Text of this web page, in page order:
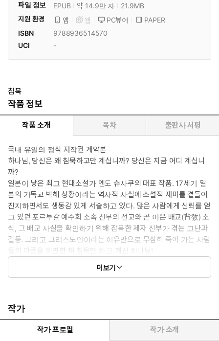
파일 정보
EPUB 약 14.9만 자
21.9MB
지원 환경
앱 웹 PC뷰어
PAPER
ISBN
9788936514570
UCI
-
침묵
작품 정보
작품 소개 목차 출판사 서평
국내 유일의 정식 저작권 계약본
하나님, 당신은 왜 침묵하고만 계십니까? 당신은 지금 어디 계십니
까?
일본이 낳은 최고 현대소설가 엔도 슈사쿠의 대표 작품. 17세기 일
본의 기독교 박해 상황이라는 역사적 사실에 소설적 재미를 곁들여
진지하면서도 생동감 있게 서술하고 있다. 많은 사람에게 신뢰를 얻
고 있던 포르투갈 예수회 소속 신부의 선교와 곧 이은 배교(背敎) 소
식, 그 배교 사실을 확인하기 위해 잠복한 제자 신부가 겪는 고난과
갈등. 그리고 그리스도인이라는 이유만으로 무참히 죽어 가는 사람
들의 아픔을 외면한 채 침묵만 하고 계신 하나님!
신학적으로 해결하기 난해한 문제, “고난의 순간에 하나님은 어디
계신가?”라는 문제를 신앙을 부인해야만 살 수 있는 절체절명의 상
더보기
작가
작가 프로필 작가 소개